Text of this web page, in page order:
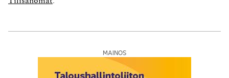
ankaramman...
MAINOS